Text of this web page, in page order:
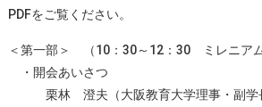
PDFをご覧ください。
＜第一部＞ （10：30～12：30 ミレニアム
・開会あいさつ
栗林 澄夫（大阪教育大学理事・副学